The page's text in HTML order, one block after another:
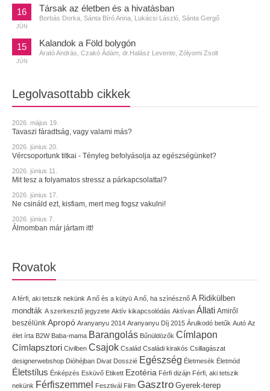
16
JÚN
Társak az életben és a hivatásban
Borbás Dorka, Sánta Bíró Anna, Lukácsi László, Sánta Gergő
15
JÚN
Kalandok a Föld bolygón
Arató András, Czakó Ádám, dr.Halász Levente, Zólyomi Zsolt
Legolvasottabb cikkek
2026. május 19.
Tavaszi fáradtság, vagy valami más?
2026. június 20.
Vércsoportunk titkai - Tényleg befolyásolja az egészségünket?
2026. június 11.
Mit tesz a folyamatos stressz a párkapcsolattal?
2026. június 17.
Ne csináld ezt, kisfiam, mert meg fogsz vakulni!
2026. június 7.
Álmomban már jártam itt!
Rovatok
A férfi, aki tetszik nekünk A nő és a kütyü A nő, ha színésznő A Ridikülben
mondták A szerkesztő jegyzete Aktív kikapcsolódás Aktívan Állati Amiről
beszélünk Apropó Aranyanyu 2014 Aranyanyu Díj 2015 Árulkodó betűk Autó Az
élet írta B2W Baba-mama Barangolás Bűnüldözők Címlapon
Címlapsztori Civilben Csajok Család Családi kirakós Csillagászat
designerwebshop Dióhéjban Divat Dosszié Egészség Életmesék Életmód
Életstílus Énképzés Esküvő Etikett Ezotéria Férfi dizájn Férfi, aki tetszik
nekünk Férfiszemmel Fesztivál Film Gasztro Gyerek-terep